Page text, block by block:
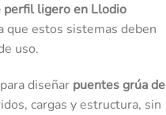
perfil ligero en Llodio
que estos sistemas deben
uso.
diseñar puentes grúa de
cargas y estructura, sin